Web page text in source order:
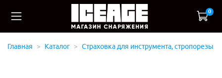
0
Главная Каталог Страховка для инструмента, стропорезы